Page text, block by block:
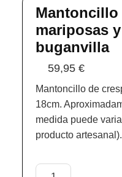
Mantoncillo
mariposas
buganvilla
59,95€
Mantoncillo de
18cm.
medida puede
producto artesanal).